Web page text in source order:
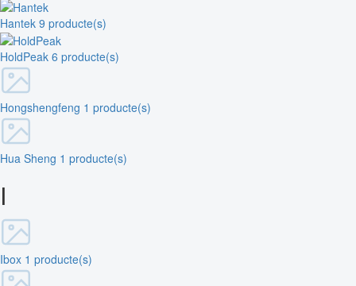
Hantek 9 producte(s)
HoldPeak 6 producte(s)
Hongshengfeng 1 producte(s)
Hua Sheng 1 producte(s)
I
Ibox 1 producte(s)